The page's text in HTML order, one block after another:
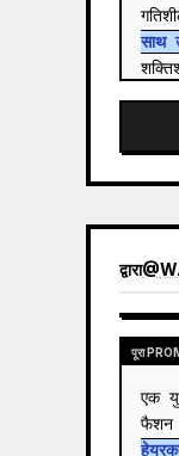
साथ
द्वारा@
पूरा
एक
फैशन